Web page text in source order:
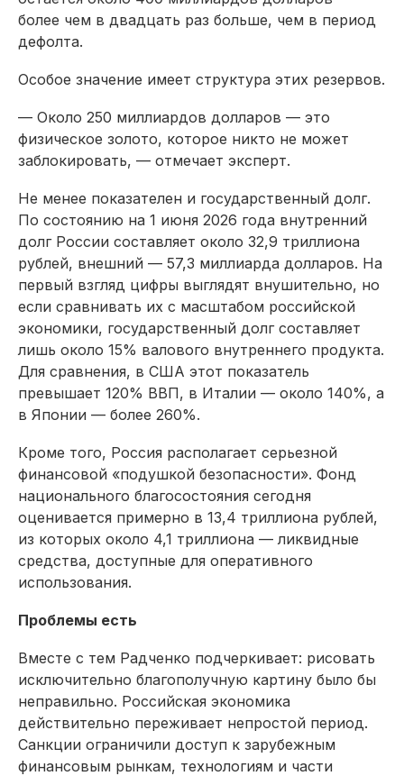
более чем в двадцать раз больше, чем в период
дефолта.
Особое значение имеет структура этих резервов.
— Около 250 миллиардов долларов — это
физическое золото, которое никто не может
заблокировать, — отмечает эксперт.
Не менее показателен и государственный долг.
По состоянию на 1 июня 2026 года внутренний
долг России составляет около 32,9 триллиона
рублей, внешний — 57,3 миллиарда долларов. На
первый взгляд цифры выглядят внушительно, но
если сравнивать их с масштабом российской
экономики, государственный долг составляет
лишь около 15% валового внутреннего продукта.
Для сравнения, в США этот показатель
превышает 120% ВВП, в Италии — около 140%, а
в Японии — более 260%.
Кроме того, Россия располагает серьезной
финансовой «подушкой безопасности». Фонд
национального благосостояния сегодня
оценивается примерно в 13,4 триллиона рублей,
из которых около 4,1 триллиона — ликвидные
средства, доступные для оперативного
использования.
Проблемы есть
Вместе с тем Радченко подчеркивает: рисовать
исключительно благополучную картину было бы
неправильно. Российская экономика
действительно переживает непростой период.
Санкции ограничили доступ к зарубежным
финансовым рынкам, технологиям и части